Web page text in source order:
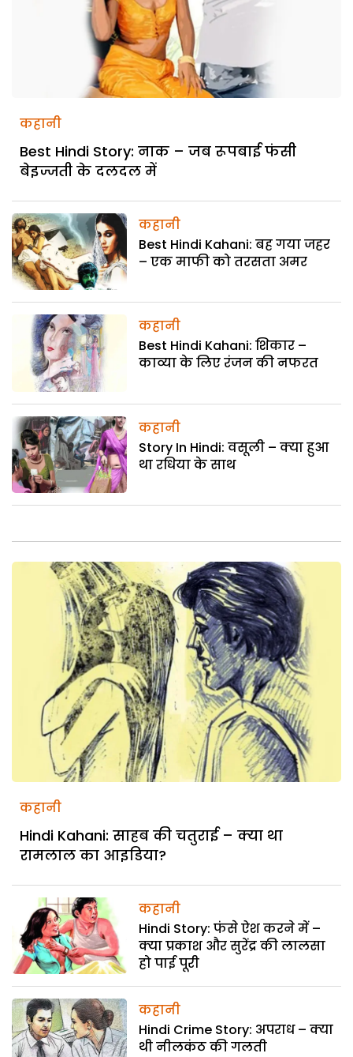
कहानी
Best Hindi Story: नाक – जब रूपबाई फंसी
बेइज्जती के दलदल में
कहानी
Best Hindi Kahani: बह गया जहर
– एक माफी को तरसता अमर
कहानी
Best Hindi Kahani: शिकार –
काव्या के लिए रंजन की नफरत
कहानी
Story In Hindi: वसूली – क्या हुआ
था रधिया के साथ
कहानी
Hindi Kahani: साहब की चतुराई – क्या था
रामलाल का आइडिया?
कहानी
Hindi Story: फंसे ऐश करने में –
क्या प्रकाश और सुरेंद्र की लालसा
हो पाई पूरी
कहानी
Hindi Crime Story: अपराध – क्या
थी नीलकंठ की गलती